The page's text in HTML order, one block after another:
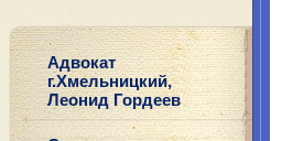
Адвокат
г.Хмельницкий,
Леонид Гордеев